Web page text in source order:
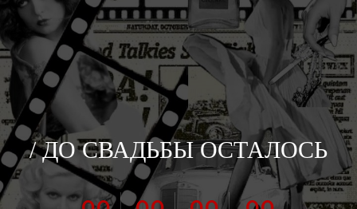
/ ДО СВАДЬБЫОСТАЛОСЬ